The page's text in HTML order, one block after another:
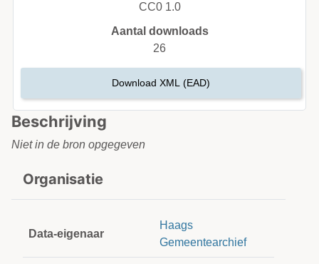
Beschrijving
Niet in de bron opgegeven
Organisatie
Data-eigenaar
Haags
Gemeentearchief
CC0 1.0
Aantal downloads
26
Download XML (EAD)